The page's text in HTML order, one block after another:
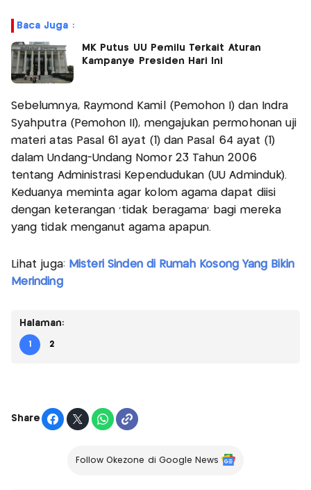
Baca Juga :
MK Putus UU Pemilu Terkait Aturan
Kampanye Presiden Hari Ini
Sebelumnya, Raymond Kamil (Pemohon I) dan Indra
Syahputra (Pemohon II), mengajukan permohonan uji
materi atas Pasal 61 ayat (1) dan Pasal 64 ayat (1)
dalam Undang-Undang Nomor 23 Tahun 2006
tentang Administrasi Kependudukan (UU Adminduk).
Keduanya meminta agar kolom agama dapat diisi
dengan keterangan 'tidak beragama' bagi mereka
yang tidak menganut agama apapun.
Lihat juga: Misteri Sinden di Rumah Kosong Yang Bikin
Merinding
Halaman:
1 2
Share
Follow Okezone di Google News